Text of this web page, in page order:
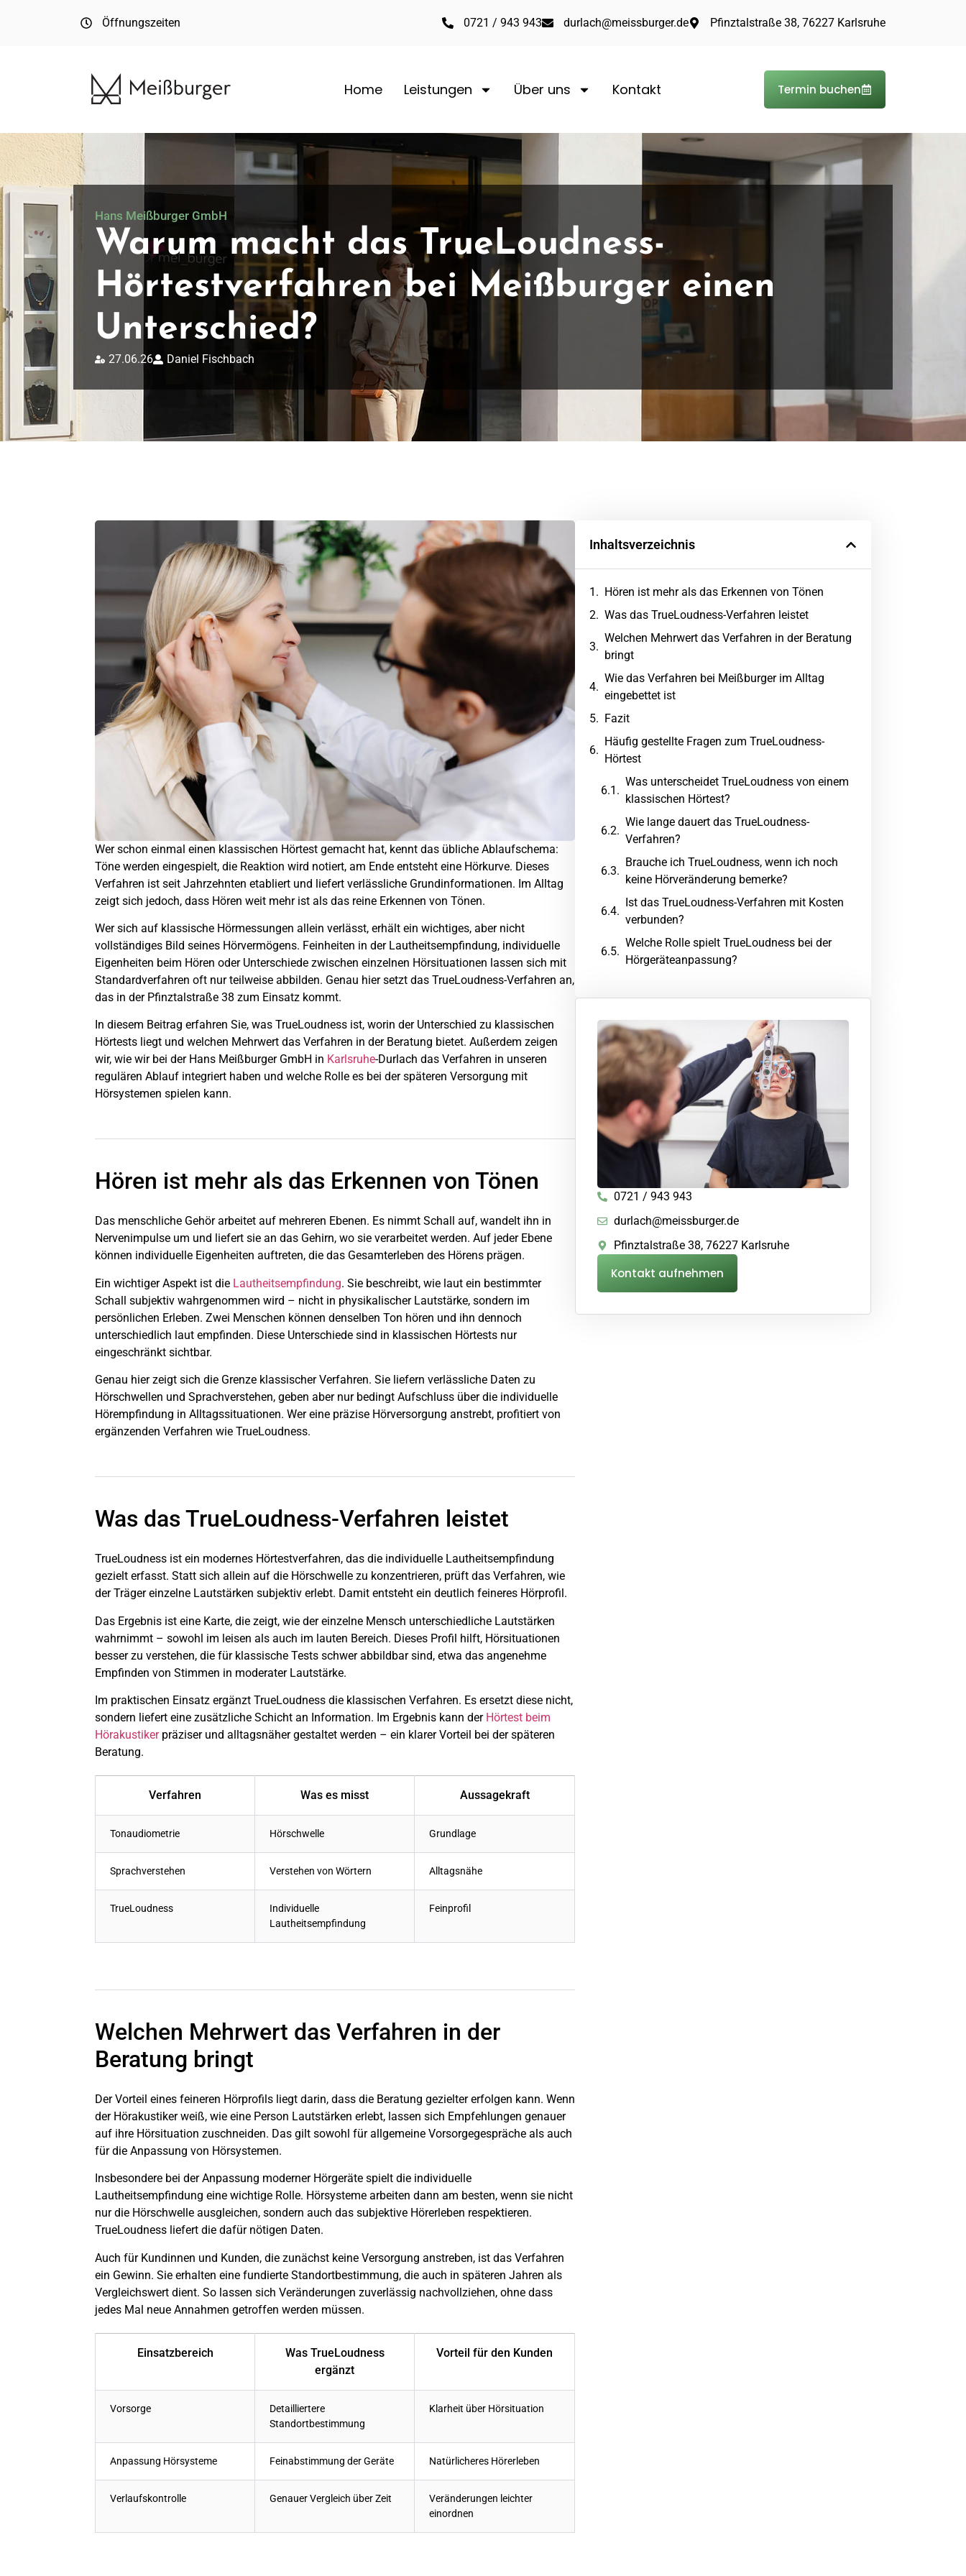
Öffnungszeiten 0721 / 943 943 durlach@meissburger.de Pfinztalstraße 38, 76227 Karlsruhe
Home Leistungen Über uns Kontakt Termin buchen
Hans Meißburger GmbH
Warum macht das TrueLoudness-
Hörtestverfahren bei Meißburger einen
Unterschied?
27.06.26 Daniel Fischbach
Wer schon einmal einen klassischen Hörtest gemacht hat, kennt das übliche Ablaufschema:
Töne werden eingespielt, die Reaktion wird notiert, am Ende entsteht eine Hörkurve. Dieses
Verfahren ist seit Jahrzehnten etabliert und liefert verlässliche Grundinformationen. Im Alltag
zeigt sich jedoch, dass Hören weit mehr ist als das reine Erkennen von Tönen.
Wer sich auf klassische Hörmessungen allein verlässt, erhält ein wichtiges, aber nicht
vollständiges Bild seines Hörvermögens. Feinheiten in der Lautheitsempfindung, individuelle
Eigenheiten beim Hören oder Unterschiede zwischen einzelnen Hörsituationen lassen sich mit
Standardverfahren oft nur teilweise abbilden. Genau hier setzt das TrueLoudness-Verfahren an,
das in der Pfinztalstraße 38 zum Einsatz kommt.
In diesem Beitrag erfahren Sie, was TrueLoudness ist, worin der Unterschied zu klassischen
Hörtests liegt und welchen Mehrwert das Verfahren in der Beratung bietet. Außerdem zeigen
wir, wie wir bei der Hans Meißburger GmbH in Karlsruhe-Durlach das Verfahren in unseren
regulären Ablauf integriert haben und welche Rolle es bei der späteren Versorgung mit
Hörsystemen spielen kann.
Hören ist mehr als das Erkennen von Tönen
Das menschliche Gehör arbeitet auf mehreren Ebenen. Es nimmt Schall auf, wandelt ihn in
Nervenimpulse um und liefert sie an das Gehirn, wo sie verarbeitet werden. Auf jeder Ebene
können individuelle Eigenheiten auftreten, die das Gesamterleben des Hörens prägen.
Ein wichtiger Aspekt ist die Lautheitsempfindung. Sie beschreibt, wie laut ein bestimmter
Schall subjektiv wahrgenommen wird – nicht in physikalischer Lautstärke, sondern im
persönlichen Erleben. Zwei Menschen können denselben Ton hören und ihn dennoch
unterschiedlich laut empfinden. Diese Unterschiede sind in klassischen Hörtests nur
eingeschränkt sichtbar.
Genau hier zeigt sich die Grenze klassischer Verfahren. Sie liefern verlässliche Daten zu
Hörschwellen und Sprachverstehen, geben aber nur bedingt Aufschluss über die individuelle
Hörempfindung in Alltagssituationen. Wer eine präzise Hörversorgung anstrebt, profitiert von
ergänzenden Verfahren wie TrueLoudness.
Was das TrueLoudness-Verfahren leistet
TrueLoudness ist ein modernes Hörtestverfahren, das die individuelle Lautheitsempfindung
gezielt erfasst. Statt sich allein auf die Hörschwelle zu konzentrieren, prüft das Verfahren, wie
der Träger einzelne Lautstärken subjektiv erlebt. Damit entsteht ein deutlich feineres Hörprofil.
Das Ergebnis ist eine Karte, die zeigt, wie der einzelne Mensch unterschiedliche Lautstärken
wahrnimmt – sowohl im leisen als auch im lauten Bereich. Dieses Profil hilft, Hörsituationen
besser zu verstehen, die für klassische Tests schwer abbildbar sind, etwa das angenehme
Empfinden von Stimmen in moderater Lautstärke.
Im praktischen Einsatz ergänzt TrueLoudness die klassischen Verfahren. Es ersetzt diese nicht,
sondern liefert eine zusätzliche Schicht an Information. Im Ergebnis kann der Hörtest beim
Hörakustikerpräziser und alltagsnäher gestaltet werden – ein klarer Vorteil bei der späteren
Beratung.
Verfahren Was es misst Aussagekraft
Tonaudiometrie Hörschwelle Grundlage
Sprachverstehen Verstehen von Wörtern Alltagsnähe
TrueLoudness
Individuelle
Lautheitsempfindung
Feinprofil
Welchen Mehrwert das Verfahren in der
Beratung bringt
Der Vorteil eines feineren Hörprofils liegt darin, dass die Beratung gezielter erfolgen kann. Wenn
der Hörakustiker weiß, wie eine Person Lautstärken erlebt, lassen sich Empfehlungen genauer
auf ihre Hörsituation zuschneiden. Das gilt sowohl für allgemeine Vorsorgegespräche als auch
für die Anpassung von Hörsystemen.
Insbesondere bei der Anpassung moderner Hörgeräte spielt die individuelle
Lautheitsempfindung eine wichtige Rolle. Hörsysteme arbeiten dann am besten, wenn sie nicht
nur die Hörschwelle ausgleichen, sondern auch das subjektive Hörerleben respektieren.
TrueLoudness liefert die dafür nötigen Daten.
Auch für Kundinnen und Kunden, die zunächst keine Versorgung anstreben, ist das Verfahren
ein Gewinn. Sie erhalten eine fundierte Standortbestimmung, die auch in späteren Jahren als
Vergleichswert dient. So lassen sich Veränderungen zuverlässig nachvollziehen, ohne dass
jedes Mal neue Annahmen getroffen werden müssen.
Einsatzbereich
Was TrueLoudness
ergänzt
Vorteil für den Kunden
Vorsorge
Detailliertere
Standortbestimmung
Klarheit über Hörsituation
Anpassung Hörsysteme Feinabstimmung der Geräte Natürlicheres Hörerleben
Verlaufskontrolle Genauer Vergleich über Zeit
Veränderungen leichter
einordnen
Inhaltsverzeichnis
Hören ist mehr als das Erkennen von Tönen
Was das TrueLoudness-Verfahren leistet
Welchen Mehrwert das Verfahren in der Beratung
bringt
Wie das Verfahren bei Meißburger im Alltag
eingebettet ist
Fazit
Häufig gestellte Fragen zum TrueLoudness-
Hörtest
Was unterscheidet TrueLoudness von einem
klassischen Hörtest?
Wie lange dauert das TrueLoudness-
Verfahren?
Brauche ich TrueLoudness, wenn ich noch
keine Hörveränderung bemerke?
Ist das TrueLoudness-Verfahren mit Kosten
verbunden?
Welche Rolle spielt TrueLoudness bei der
Hörgeräteanpassung?
0721 / 943 943
durlach@meissburger.de
Pfinztalstraße 38, 76227 Karlsruhe
Kontakt aufnehmen